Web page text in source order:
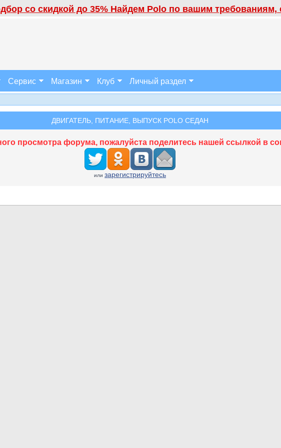
со скидкой до 35% Найдем Polo по вашим требованиям,
Сервис Магазин Клуб Личный раздел
ДВИГАТЕЛЬ, ПИТАНИЕ, ВЫПУСК POLO СЕДАН
просмотра форума, пожалуйста поделитесь нашей ссылкой в
или зарегистрируйтесь